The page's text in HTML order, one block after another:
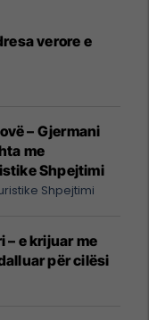
verore e
– Gjermani
me
Shpejtimi
Shpejtimi
– e krijuar me
për cilësi